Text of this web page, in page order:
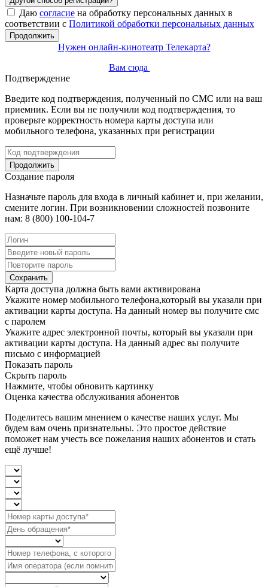
Даю согласие на обработку персональных данных в
соответствии с Политикой обработки персональных данных
Продолжить
Нужен онлайн-кинотеатр Телекарта?
Вам сюда
Подтверждение
Введите код подтверждения, полученный по СМС или на ваш
приемник. Если вы не получили код подтверждения, то
проверьте корректность номера карты доступа или
мобильного телефона, указанных при регистрации
Продолжить
Создание пароля
Назначьте пароль для входа в личный кабинет и, при желании,
смените логин. При возникновении сложностей позвоните
нам: 8 (800) 100-104-7
Сохранить
Карта доступа должна быть вами активирована
Укажите номер мобильного телефона,который вы указали при
активации карты доступа. На данный номер вы получите смс
с паролем
Укажите адрес электронной почты, который вы указали при
активации карты доступа. На данный адрес вы получите
письмо с информацией
Показать пароль
Скрыть пароль
Нажмите, чтобы обновить картинку
Оценка качества обслуживания абонентов
Поделитесь вашим мнением о качестве наших услуг. Мы
будем вам очень признательны. Это простое действие
поможет нам учесть все пожелания наших абонентов и стать
ещё лучше!